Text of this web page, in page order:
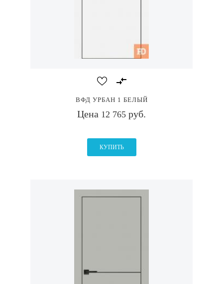
ВФД УРБАН 1 БЕЛЫЙ
Цена 12 765 руб.
КУПИТЬ